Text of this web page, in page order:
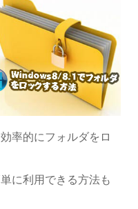
率的にフォルダをロ
に利用できる方法も